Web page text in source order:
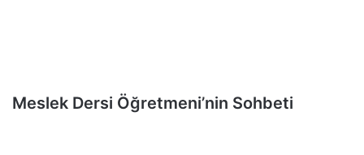
Meslek Dersi Öğretmeni’nin Sohbeti